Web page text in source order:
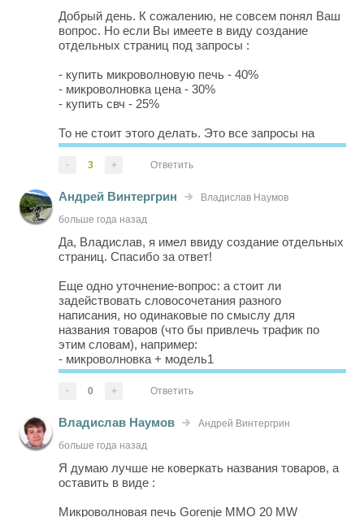
Добрый день. К сожалению, не совсем понял Ваш
вопрос. Но если Вы имеете в виду создание
отдельных страниц под запросы :
- купить микроволновую печь - 40%
- микроволновка цена - 30%
- купить свч - 25%
То не стоит этого делать. Это все запросы на
главную страницу категории "Микроволновые
печи", не нужно создавать страниц вида :
"микроволновые печи цена",
"купить свч",
"стоимость микрово...
- 3 + Ответить
Андрей Винтергрин
Владислав Наумов
больше года назад
Да, Владислав, я имел ввиду создание отдельных
страниц. Спасибо за ответ!
Еще одно уточнение-вопрос: а стоит ли
задействовать словосочетания разного
написания, но одинаковые по смыслу для
названия товаров (что бы привлечь трафик по
этим словам), например:
- микроволновка + модель1
- свч + модель2
- микроволновая печь + модель3
названиях (в рамках подраздела), например:
- микроволновк...
- 0 + Ответить
Владислав Наумов
Андрей Винтергрин
больше года назад
Я думаю лучше не коверкать названия товаров, а
оставить в виде :
Микроволновая печь Gorenje MMO 20 MW